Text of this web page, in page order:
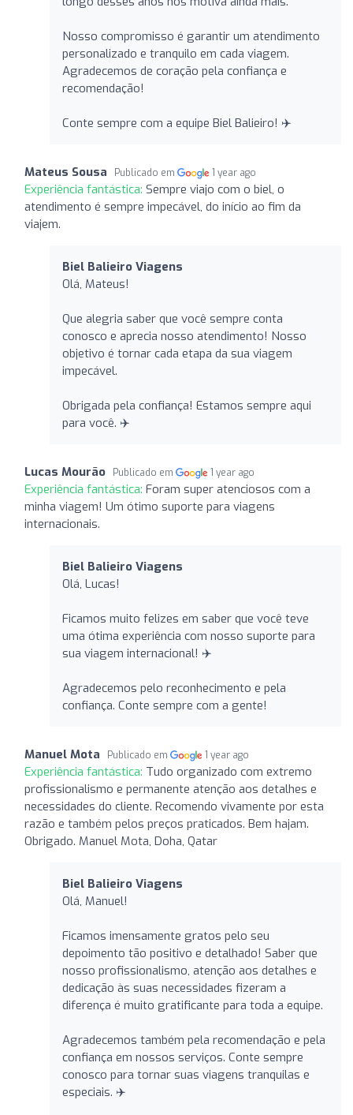
Nosso compromisso é garantir um atendimento
personalizado e tranquilo em cada viagem.
Agradecemos de coração pela confiança e
recomendação!
Conte sempre com a equipe Biel Balieiro! ✈️
Mateus Sousa Publicado em 1 year ago
Experiência fantástica: Sempre viajo com o biel, o
atendimento é sempre impecável, do início ao fim da
viajem.
Biel Balieiro Viagens
Olá, Mateus!
Que alegria saber que você sempre conta
conosco e aprecia nosso atendimento! Nosso
objetivo é tornar cada etapa da sua viagem
impecável.
Obrigada pela confiança! Estamos sempre aqui
para você. ✈️
Lucas Mourão Publicado em 1 year ago
Experiência fantástica: Foram super atenciosos com a
minha viagem! Um ótimo suporte para viagens
internacionais.
Biel Balieiro Viagens
Olá, Lucas!
Ficamos muito felizes em saber que você teve
uma ótima experiência com nosso suporte para
sua viagem internacional! ✈️
Agradecemos pelo reconhecimento e pela
confiança. Conte sempre com a gente!
Manuel Mota Publicado em 1 year ago
Experiência fantástica: Tudo organizado com extremo
profissionalismo e permanente atenção aos detalhes e
necessidades do cliente. Recomendo vivamente por esta
razão e também pelos preços praticados. Bem hajam.
Obrigado. Manuel Mota, Doha, Qatar
Biel Balieiro Viagens
Olá, Manuel!
Ficamos imensamente gratos pelo seu
depoimento tão positivo e detalhado! Saber que
nosso profissionalismo, atenção aos detalhes e
dedicação às suas necessidades fizeram a
diferença é muito gratificante para toda a equipe.
Agradecemos também pela recomendação e pela
confiança em nossos serviços. Conte sempre
conosco para tornar suas viagens tranquilas e
especiais. ✈️